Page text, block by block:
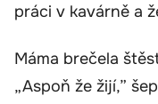
práci v kavárně a
Máma brečela
„Aspoň že žijí,”